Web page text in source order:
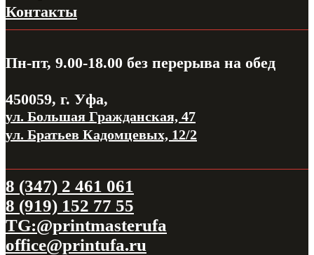
Контакты
Пн-пт, 9.00-18.00 без перерыва на обед
450059, г. Уфа,
ул. Большая Гражданская, 47
ул. Братьев Кадомцевых, 12/2
8 (347) 2 461 061
8 (919) 152 77 55
TG:@printmasterufa
office@printufa.ru